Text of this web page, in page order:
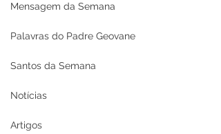
Mensagem da Semana
Palavras do Padre Geovane
Santos da Semana
Notícias
Artigos